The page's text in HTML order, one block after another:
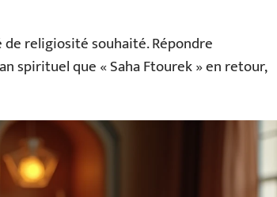
religiosité souhaité. Répondre
spirituel que « Saha Ftourek » en retour,